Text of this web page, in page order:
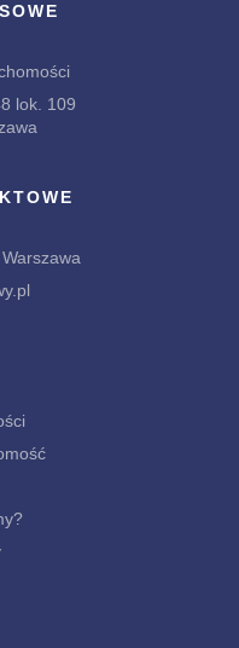
lok. 109